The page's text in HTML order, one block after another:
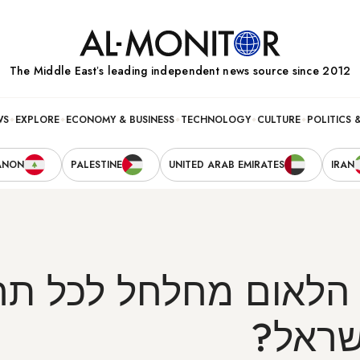
The Middle Eastʼs leading independent news source since 2012
POLITICS
CULTURE
TECHNOLOGY
ECONOMY & BUSINESS
EXPLORE
IRAN
UNITED ARAB EMIRATES
PALESTINE
מחלחל לכל